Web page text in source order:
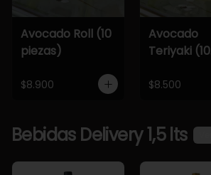
Avocado Roll (10
piezas)
$8.900
Avocado
Teriyaki (10
$8.500
Bebidas Delivery 1,5 lts